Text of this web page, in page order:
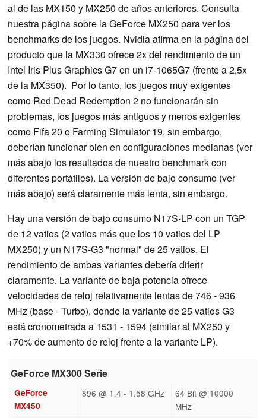
al de las MX150 y MX250 de años anteriores. Consulta
nuestra página sobre la GeForce MX250 para ver los
benchmarks de los juegos. Nvidia afirma en la página del
producto que la MX330 ofrece 2x del rendimiento de un
Intel Iris Plus Graphics G7 en un i7-1065G7 (frente a 2,5x
de la MX350). Por lo tanto, los juegos muy exigentes
como Red Dead Redemption 2 no funcionarán sin
problemas, los juegos más antiguos y menos exigentes
como Fifa 20 o Farming Simulator 19, sin embargo,
deberían funcionar bien en configuraciones medianas (ver
más abajo los resultados de nuestro benchmark con
diferentes portátiles). La versión de bajo consumo (ver
más abajo) será claramente más lenta, sin embargo.
Hay una versión de bajo consumo N17S-LP con un TGP
de 12 vatios (2 vatios más que los 10 vatios del LP
MX250) y un N17S-G3 "normal" de 25 vatios. El
rendimiento de ambas variantes debería diferir
claramente. La variante de baja potencia ofrece
velocidades de reloj relativamente lentas de 746 - 936
MHz (base - Turbo), donde la variante de 25 vatios G3
está cronometrada a 1531 - 1594 (similar al MX250 y
+70% de aumento de reloj frente a la variante LP).
GeForce MX300 Serie
GeForce
MX450
896 @ 1.4 - 1.58 GHz
64 Bit @ 10000
MHz